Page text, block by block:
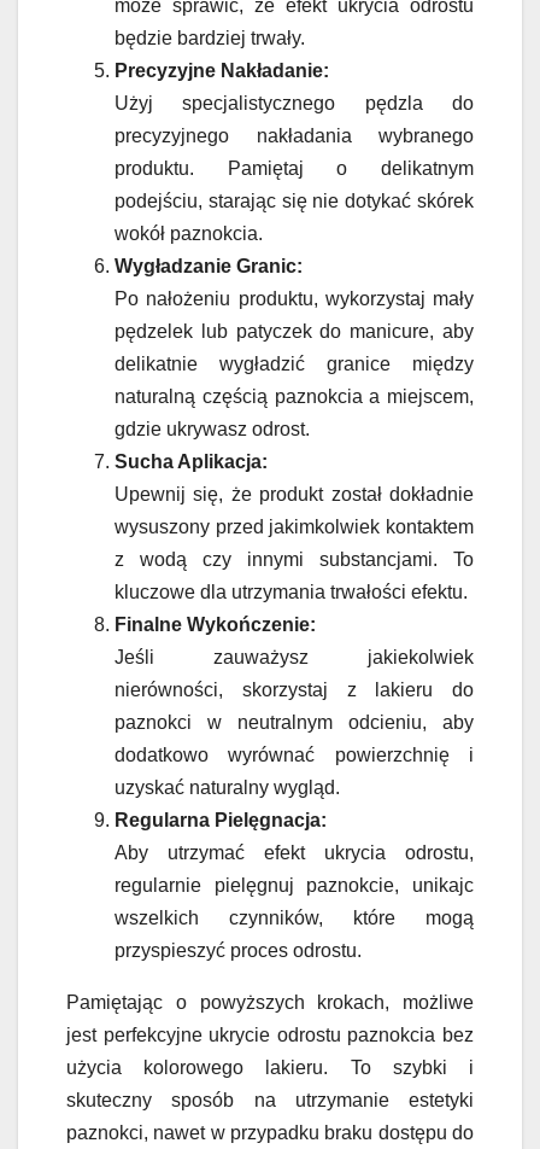
może sprawić, że efekt ukrycia odrostu
będzie bardziej trwały.
Precyzyjne Nakładanie:
Użyj specjalistycznego pędzla do
precyzyjnego nakładania wybranego
produktu. Pamiętaj o delikatnym
podejściu, starając się nie dotykać skórek
wokół paznokcia.
Wygładzanie Granic:
Po nałożeniu produktu, wykorzystaj mały
pędzelek lub patyczek do manicure, aby
delikatnie wygładzić granice między
naturalną częścią paznokcia a miejscem,
gdzie ukrywasz odrost.
Sucha Aplikacja:
Upewnij się, że produkt został dokładnie
wysuszony przed jakimkolwiek kontaktem
z wodą czy innymi substancjami. To
kluczowe dla utrzymania trwałości efektu.
Finalne Wykończenie:
Jeśli zauważysz jakiekolwiek
nierówności, skorzystaj z lakieru do
paznokci w neutralnym odcieniu, aby
dodatkowo wyrównać powierzchnię i
uzyskać naturalny wygląd.
Regularna Pielęgnacja:
Aby utrzymać efekt ukrycia odrostu,
regularnie pielęgnuj paznokcie, unikajc
wszelkich czynników, które mogą
przyspieszyć proces odrostu.
Pamiętając o powyższych krokach, możliwe
jest perfekcyjne ukrycie odrostu paznokcia bez
użycia kolorowego lakieru. To szybki i
skuteczny sposób na utrzymanie estetyki
paznokci, nawet w przypadku braku dostępu do